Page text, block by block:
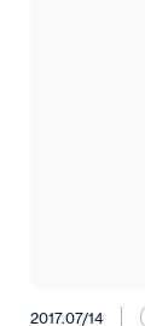
2017.07/14